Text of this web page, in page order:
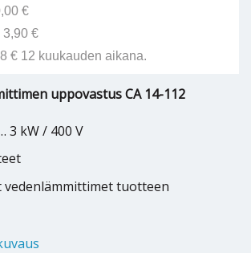
€
3,90 €
€ 12 kuukauden aikana.
uppovastus CA 14-112
3 kW / 400 V
vedenlämmittimet tuotteen